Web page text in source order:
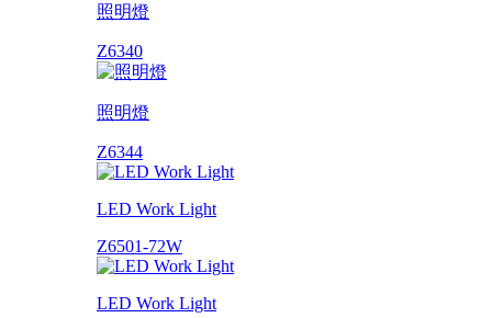
照明燈
Z6340
照明燈
Z6344
LED Work Light
Z6501-72W
LED Work Light